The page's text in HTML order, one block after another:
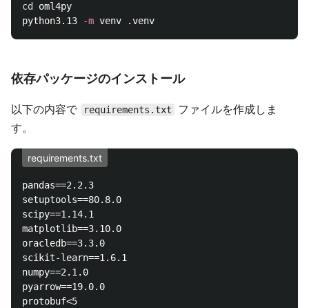
cd oml4py
python3.13
-m
依存パッケージのインストール
以下の内容で requirements.txt
ファイルを作成しま
す。
requirements.txt
pandas==2.2.3
setuptools==80.8.0
scipy==1.14.1
matplotlib==3.10.0
oracledb==3.3.0
scikit-learn==1.6.1
numpy==2.1.0
pyarrow==19.0.0
protobuf<5